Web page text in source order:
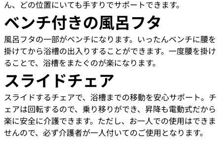
ん、どの位置にいても手すりでサポートできます。
ベンチ付きの風呂フタ
風呂フタの一部がベンチになります。いったんベンチに腰を
掛けてから浴槽の出入りすることができます。一度腰を掛け
ることで、浴槽をまたぐのが楽になります。
スライドチェア
スライドするチェアで、浴槽までの移動を安心サポート。チ
ェアは回転するので、乗り移りができ、昇降も電動式だから
楽に安全に介護できます。ただし、お一人での使用はできま
せんので、必ず介護者が一人付いてのご使用となります。